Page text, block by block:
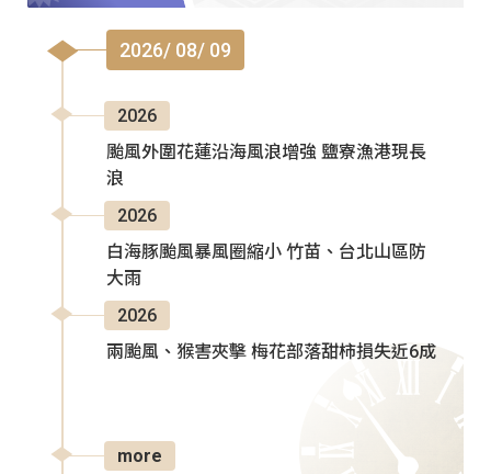
2026/ 08/ 09
2026
颱風外圍花蓮沿海風浪增強 鹽寮漁港現長
浪
2026
白海豚颱風暴風圈縮小 竹苗、台北山區防
大雨
2026
兩颱風、猴害夾擊 梅花部落甜柿損失近6成
more